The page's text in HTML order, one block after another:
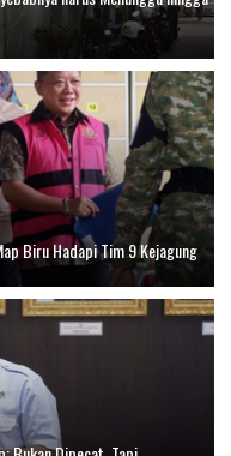
Biru Hadapi Tim 9 Kejagung